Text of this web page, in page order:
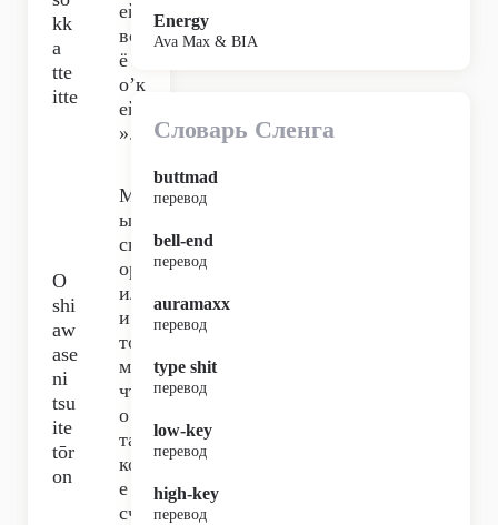
kk
a
tte
itte
ей,
вс
ё
о’к
ей
».
O
shi
aw
ase
ni
tsu
ite
tōr
on
М
ы
сп
ор
ил
и о
то
м,
чт
о
та
ко
е
сч
Energy
Ava Max & BIA
Словарь Сленга
buttmad
перевод
bell-end
перевод
auramaxx
перевод
type shit
перевод
low-key
перевод
high-key
перевод